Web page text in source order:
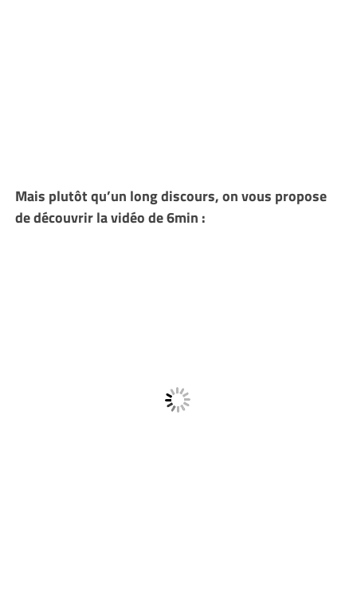
Mais plutôt qu’un long discours, on vous propose
de découvrir la vidéo de 6min :